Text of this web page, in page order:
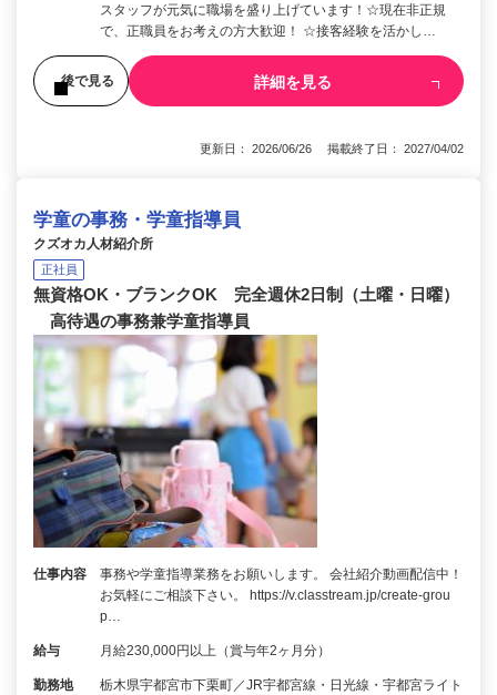
スタッフが元気に職場を盛り上げています！☆現在非正規
で、正職員をお考えの方大歓迎！ ☆接客経験を活かし…
後で見る 詳細を見る
更新日： 2026/06/26 掲載終了日： 2027/04/02
学童の事務・学童指導員
クズオカ人材紹介所
正社員
無資格OK・ブランクOK 完全週休2日制（土曜・日曜）
高待遇の事務兼学童指導員
仕事内容
事務や学童指導業務をお願いします。 会社紹介動画配信中！
お気軽にご相談下さい。 https://v.classtream.jp/create-grou
p…
給与 月給230,000円以上（賞与年2ヶ月分）
勤務地
栃木県宇都宮市下栗町／JR宇都宮線・日光線・宇都宮ライト